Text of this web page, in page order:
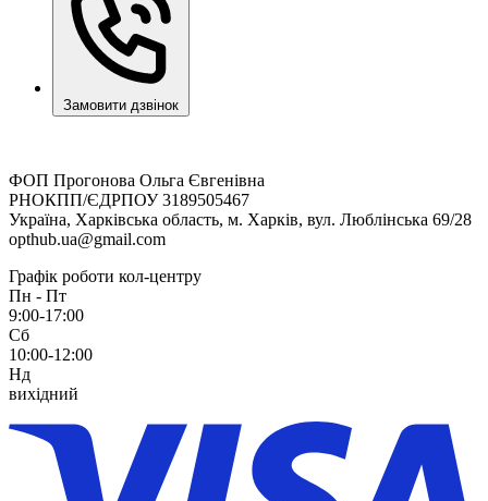
Замовити дзвінок
ФОП Прогонова Ольга Євгенівна
РНОКПП/ЄДРПОУ 3189505467
Україна, Харківська область, м. Харків, вул. Люблінська 69/28
opthub.ua@gmail.com
Графік роботи кол-центру
Пн - Пт
9:00-17:00
Сб
10:00-12:00
Нд
вихідний